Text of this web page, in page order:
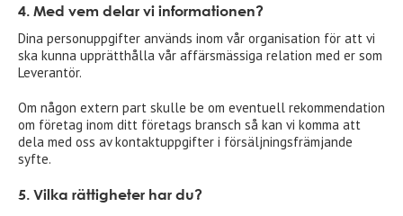
4. Med vem delar vi informationen?
Dina personuppgifter används inom vår organisation för att vi
ska kunna upprätthålla vår affärsmässiga relation med er som
Leverantör.
Om någon extern part skulle be om eventuell rekommendation
om företag inom ditt företags bransch så kan vi komma att
dela med oss av kontaktuppgifter i försäljningsfrämjande
syfte.
5. Vilka rättigheter har du?